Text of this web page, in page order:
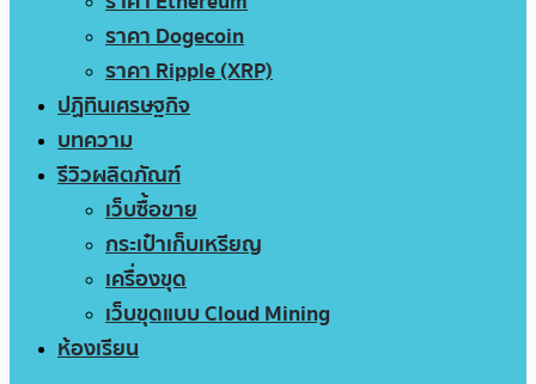
ราคา Dogecoin
ราคา Ripple (XRP)
ปฏิทินเศรษฐกิจ
บทความ
รีวิวผลิตภัณฑ์
เว็บซื้อขาย
กระเป๋าเก็บเหรียญ
เครื่องขุด
เว็บขุดแบบ Cloud Mining
ห้องเรียน